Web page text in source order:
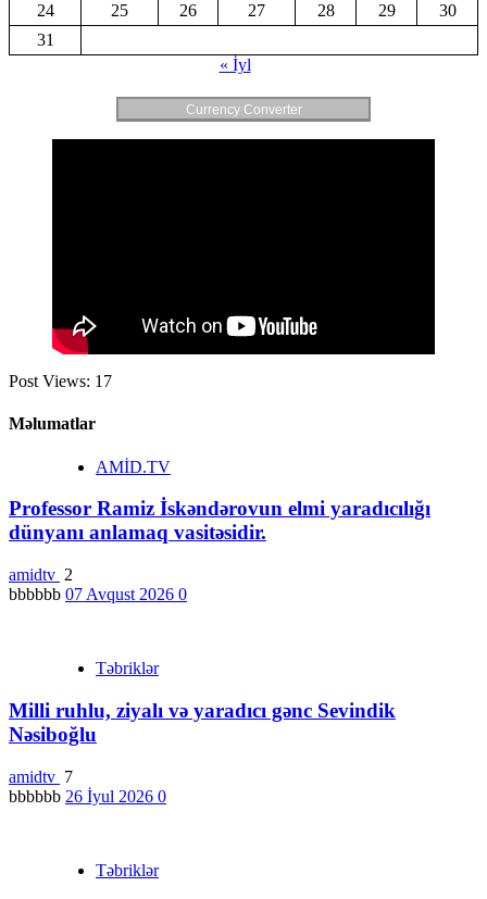
24
25 26 27 28 29
30
31
« İyl
Currency Converter
Post Views: 17
Məlumatlar
AMİD.TV
Professor Ramiz İskəndərovun elmi yaradıcılığı
dünyanı anlamaq vasitəsidir.
amidtv 2
bbbbbb 07 Avqust 2026 0
Təbriklər
Milli ruhlu, ziyalı və yaradıcı gənc Sevindik
Nəsiboğlu
amidtv 7
bbbbbb 26 İyul 2026 0
Təbriklər